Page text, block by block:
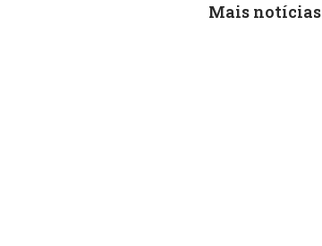
Mais notícias